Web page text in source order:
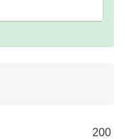
歩10…
200